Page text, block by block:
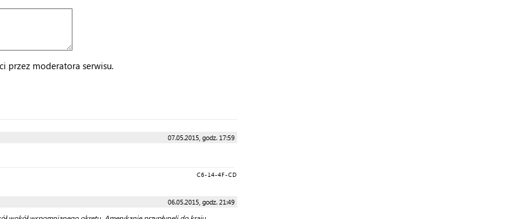
przez moderatora serwisu.
07.05.2015, godz. 17:59
C6-14-4F-CD
06.05.2015, godz. 21:49